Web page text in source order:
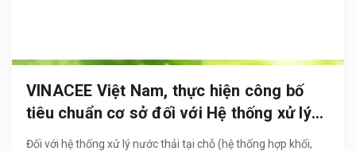
VINACEE Việt Nam, thực hiện công bố
tiêu chuẩn cơ sở đối với Hệ thống xử lý
nước thải tại chỗ (Module hợp khối)
Đối với hệ thống xử lý nước thải tại chỗ (hệ thống hợp khối,